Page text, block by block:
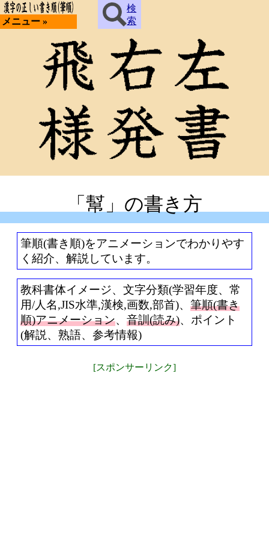
メニュー »
検
索
「幫」の書き方
筆順(書き順)をアニメーションでわかりやす
く紹介、解説しています。
教科書体イメージ、文字分類(学習年度、常
用/人名,JIS水準,漢検,画数,部首)、 筆順(書き
順)アニメーション、 音訓(読み)、ポイント
(解説、熟語、参考情報)
[スポンサーリンク]